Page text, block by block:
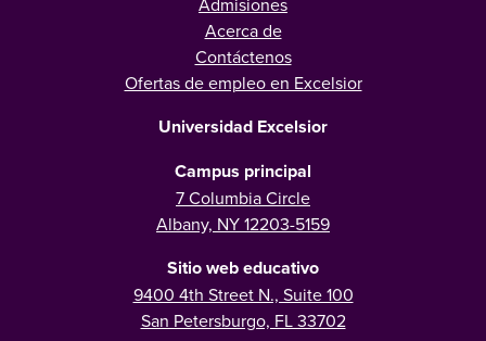
Acerca de
Contáctenos
Ofertas de empleo en Excelsior
Universidad Excelsior
Campus principal
7 Columbia Circle
Albany, NY 12203-5159
Sitio web educativo
9400 4th Street N., Suite 100
San Petersburgo, FL 33702